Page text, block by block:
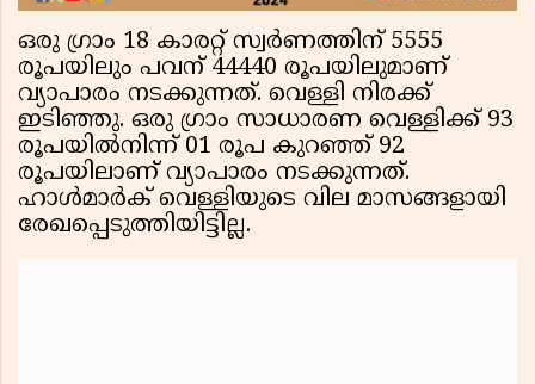
ഒരു ഗ്രാം 18 കാരറ്റ് സ്വര്‍ണത്തിന് 5555
രൂപയിലും പവന് 44440 രൂപയിലുമാണ്
വ്യാപാരം നടക്കുന്നത്. വെള്ളി നിരക്ക്
ഇടിഞ്ഞു. ഒരു ഗ്രാം സാധാരണ വെള്ളിക്ക് 93
രൂപയില്‍നിന്ന് 01 രൂപ കുറഞ്ഞ് 92
രൂപയിലാണ് വ്യാപാരം നടക്കുന്നത്.
ഹാള്‍മാര്‍ക് വെള്ളിയുടെ വില മാസങ്ങളായി
രേഖപ്പെടുത്തിയിട്ടില്ല.